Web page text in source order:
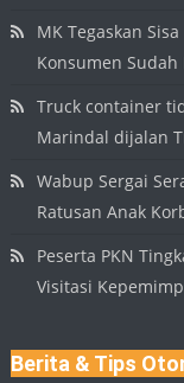
MK Tegaskan
Konsumen
Truck container
Marindal dijalan
Wabup Sergai
Ratusan Anak
Peserta PKN
Visitasi
Berita & Tips